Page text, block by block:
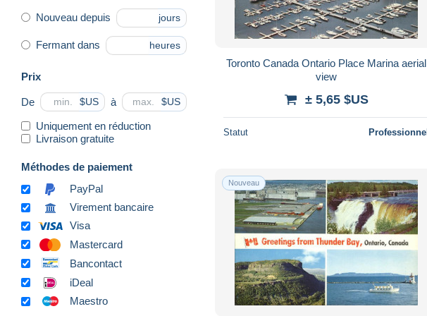
Nouveau depuis jours
Fermant dans heures
Prix
De $US à $US
Uniquement en réduction
Livraison gratuite
Méthodes de paiement
PayPal
Virement bancaire
Visa
Mastercard
Bancontact
iDeal
Maestro
Toronto Canada Ontario Place Marina aerial
view
± 5,65 $US
Statut Professionnel
Nouveau